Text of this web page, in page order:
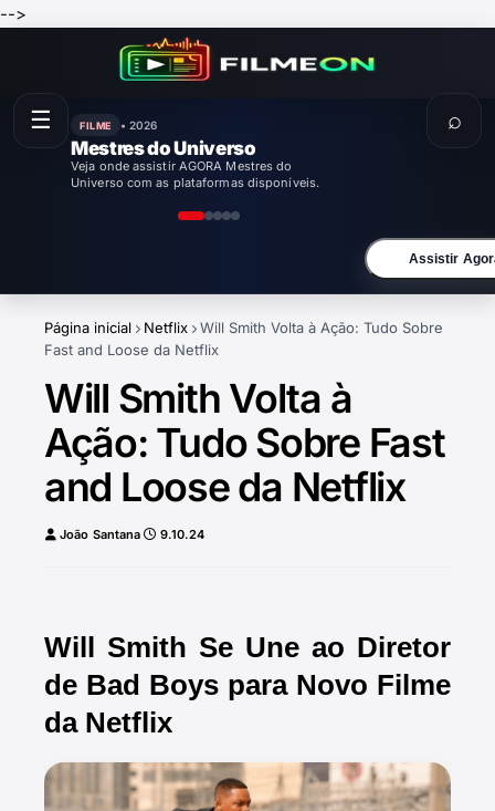
-->
FILME • 2026
Enola Holmes 3
Veja onde assistir AGORA Enola Holmes 3
com as plataformas disponíveis.
Assistir
Página inicial Netflix
Will Smith Volta à Ação: Tudo Sobre
Fast and Loose da Netflix
Will Smith Volta à
Ação: Tudo Sobre Fast
and Loose da Netflix
João Santana 9.10.24
Will Smith Se Une ao Diretor
de Bad Boys para Novo Filme
da Netflix
☰ ⌕